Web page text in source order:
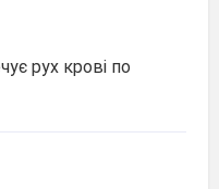
рух крові по